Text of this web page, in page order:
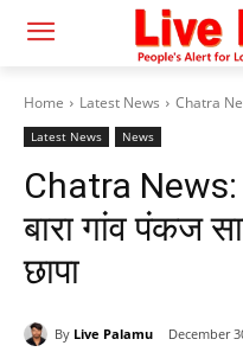
Home Latest News Chatra
Latest News News
Chatra News:
बारा गांव पंकज
छापा
By Live Palamu December